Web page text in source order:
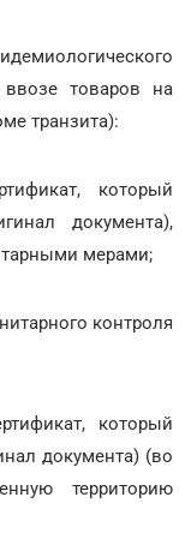
товаров на
транзита):
который
документа),
мерами;
контроля
который
документа) (во
территорию